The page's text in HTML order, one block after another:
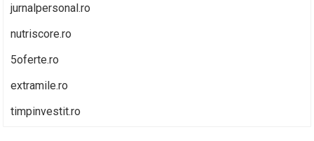
jurnalpersonal.ro
nutriscore.ro
5oferte.ro
extramile.ro
timpinvestit.ro